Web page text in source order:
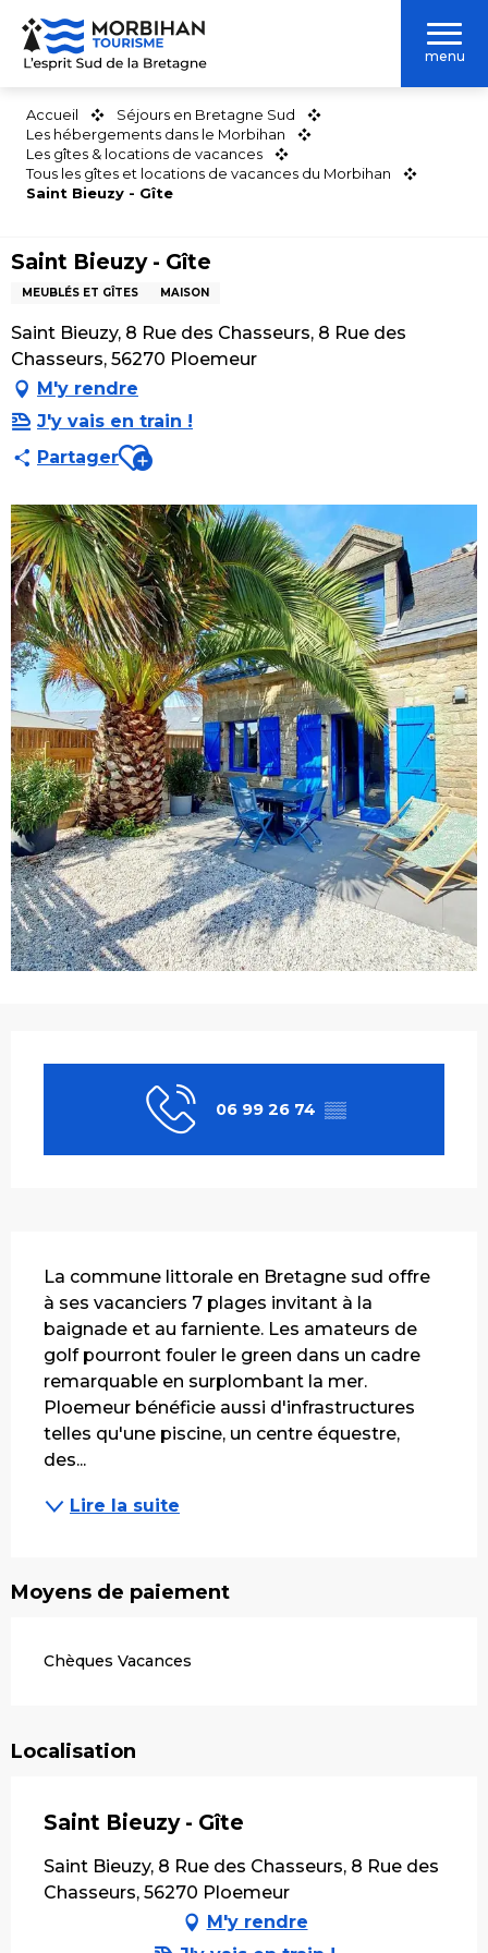
Aller
contenu
menu
Accueil
Séjours en Bretagne Sud
Les hébergements dans le Morbihan
Les gîtes & locations de vacances
Tous les gîtes et locations de vacances du Morbihan
Saint Bieuzy - Gîte
Saint Bieuzy - Gîte
MEUBLÉS ET GÎTES MAISON
Saint Bieuzy, 8 Rue des Chasseurs, 8 Rue des
Chasseurs, 56270 Ploemeur
M'y rendre
J'y vais en train !
PartagerAjouter aux favoris
06 99 26 74 ▒▒
La commune littorale en Bretagne sud offre
à ses vacanciers 7 plages invitant à la
baignade et au farniente. Les amateurs de
golf pourront fouler le green dans un cadre
remarquable en surplombant la mer.
Ploemeur bénéficie aussi d'infrastructures
telles qu'une piscine, un centre équestre,
des...
Lire la suite
Moyens de paiement
Chèques Vacances
Localisation
Saint Bieuzy - Gîte
Saint Bieuzy, 8 Rue des Chasseurs, 8 Rue des
Chasseurs, 56270 Ploemeur
M'y rendre